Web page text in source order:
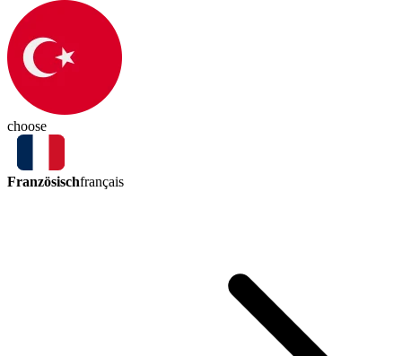
choose
Französischfrançais